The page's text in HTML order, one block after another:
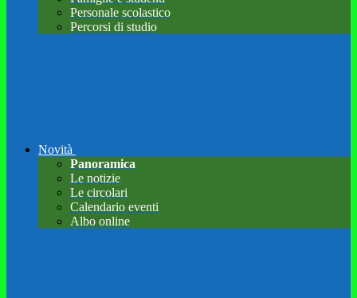
Personale scolastico
Percorsi di studio
Novità
Panoramica
Le notizie
Le circolari
Calendario eventi
Albo online